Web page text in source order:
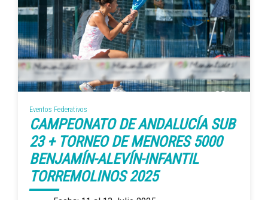
Eventos Federativos
CAMPEONATO DE ANDALUCÍA SUB
23 + TORNEO DE MENORES 5000
BENJAMÍN-ALEVÍN-INFANTIL
TORREMOLINOS 2025